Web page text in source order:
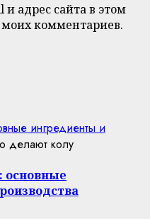
адрес сайта в этом
комментариев.
ингредиенты и
основные